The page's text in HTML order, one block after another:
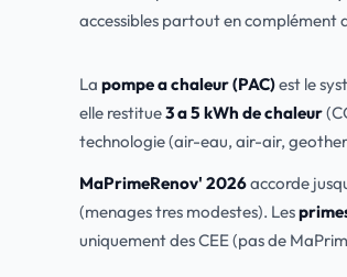
accessibles partout en complément
La pompe a chaleur (PAC)est le
elle restitue3 a 5 kWh de chaleur
technologie (air-eau, air-air,
MaPrimeRenov' 2026accorde
(menages tres modestes). Les
uniquement des CEE (pas de